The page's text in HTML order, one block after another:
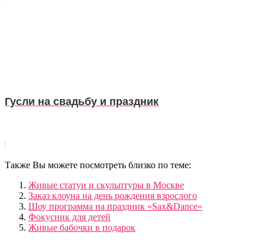
Гусли на свадьбу и праздник
Также Вы можете посмотреть близко по теме:
Живые статуи и скульптуры в Москве
Заказ клоуна на день рождения взрослого
Шоу программа на праздник «Sax&Dance»
Фокусник для детей
Живые бабочки в подарок